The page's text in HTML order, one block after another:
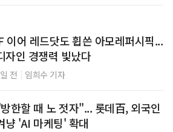
이어 레드닷도 휩쓴 아모레퍼시픽...
자인 경쟁력 빛났다
전 임희수 기자
한할 때 노 젓자"... 롯데百, 외국인
냥 'AI 마케팅' 확대